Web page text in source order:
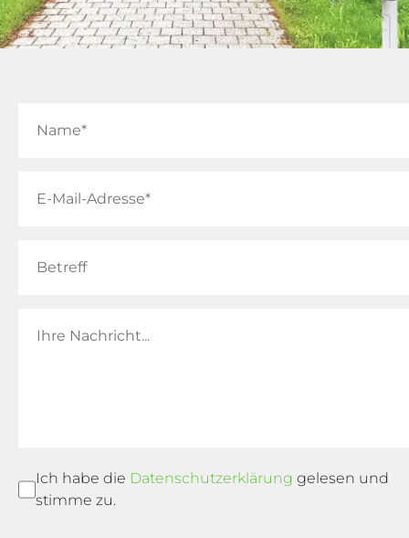
Ich habe die Datenschutzerklärung gelesen und
stimme zu.